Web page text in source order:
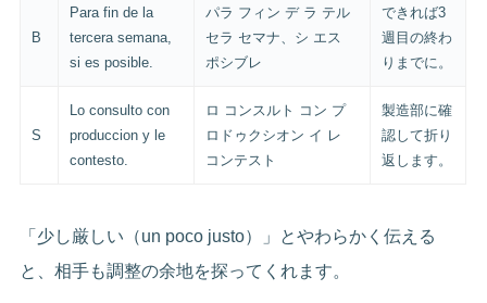
B
Para fin de la
tercera semana,
si es posible.
パラ フィン デ ラ テル
セラ セマナ、シ エス
ポシブレ
できれば3
週目の終わ
りまでに。
S
Lo consulto con
produccion y le
contesto.
ロ コンスルト コン プ
ロドゥクシオン イ レ
コンテスト
製造部に確
認して折り
返します。
「少し厳しい（un poco justo）」とやわらかく伝える
と、相手も調整の余地を探ってくれます。